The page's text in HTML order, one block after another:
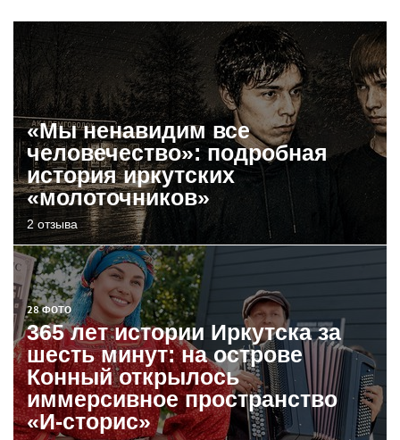
«Мы ненавидим все
человечество»: подробная
история иркутских
«молоточников»
2 отзыва
28 ФОТО
365 лет истории Иркутска за
шесть минут: на острове
Конный открылось
иммерсивное пространство
«И-сторис»